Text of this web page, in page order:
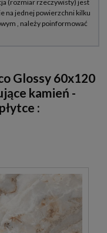
Glossy 60x120
kamień -
: